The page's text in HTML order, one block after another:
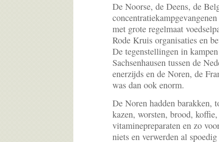
De Noorse, de Deens, de
met grote regelmaat
Rode Kruis organisaties en
De tegenstellingen in
Sachsenhausen tussen de
enerzijds en de Noren, de
was dan ook enorm.
De Noren hadden barakken,
kazen, worsten, brood,
vitaminepreparaten en zo
niets en verwerden al